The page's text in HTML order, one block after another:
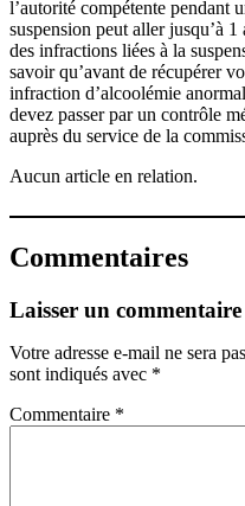
l’autorité compétente pendant
suspension peut aller jusqu’à
des infractions liées à la
savoir qu’avant de récupérer
infraction d’alcoolémie
devez passer par un contrôle
auprès du service de la
Aucun article en relation.
Commentaires
Laisser un commentaire
Votre adresse e-mail ne sera
sont indiqués avec *
Commentaire *